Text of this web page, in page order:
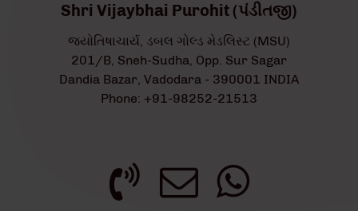
Shri Vijaybhai Purohit (પંડીતજી)
જ્યોતિષાચાર્ય, ડબલ ગોલ્ડ મેડલિસ્ટ (MSU)
201/B, Sneh-Sudha, Opp. Sur Sagar
Dandia Bazar, Vadodara - 390001 INDIA
Phone: +91-98252-21513